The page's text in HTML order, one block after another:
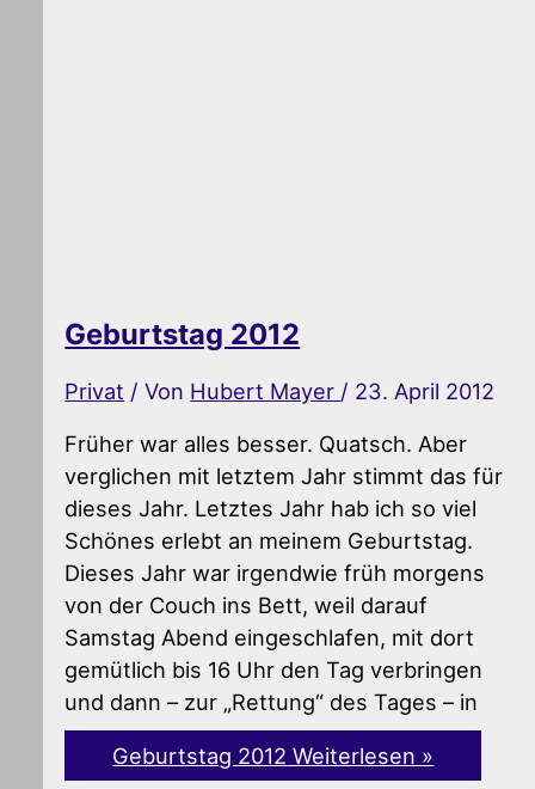
Geburtstag 2012
Privat / Von Hubert Mayer / 23. April 2012
Früher war alles besser. Quatsch. Aber
verglichen mit letztem Jahr stimmt das für
dieses Jahr. Letztes Jahr hab ich so viel
Schönes erlebt an meinem Geburtstag.
Dieses Jahr war irgendwie früh morgens
von der Couch ins Bett, weil darauf
Samstag Abend eingeschlafen, mit dort
gemütlich bis 16 Uhr den Tag verbringen
und dann – zur „Rettung“ des Tages – in
Geburtstag 2012 Weiterlesen »